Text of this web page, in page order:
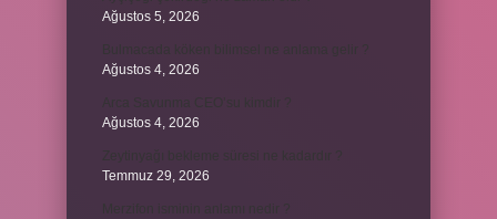
Ağustos 5, 2026
Ağustos 4, 2026
Ağustos 4, 2026
Temmuz 29, 2026